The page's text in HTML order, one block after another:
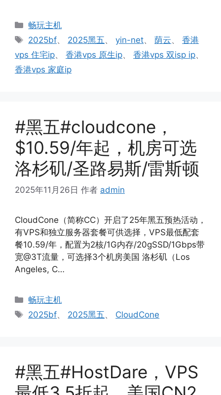
分
类
畅玩主机
标
签
2025bf、 2025黑五、yin-net、荫云、香港
vps 住宅ip、 香港vps 原生ip、 香港vps 双isp ip、
香港vps 家庭ip
#黑五#cloudcone，
$10.59/年起，机房可选
洛杉矶/圣路易斯/雷斯顿
2025年11月26日 作者 admin
CloudCone（简称CC）开启了25年黑五预热活动，
有VPS和独立服务器套餐可供选择，VPS最低配套
餐10.59/年，配置为2核/1G内存/20gSSD/1Gbps带
宽@3T流量，可选择3个机房美国 洛杉矶（Los
Angeles, C…
分
类
畅玩主机
标
2025bf、 2025黑五、 CloudCone
#黑五#HostDare，VPS